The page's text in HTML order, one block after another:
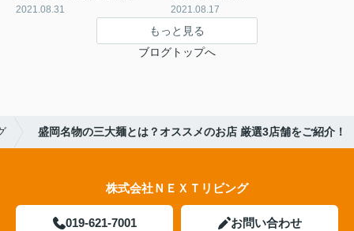
2021.08.31 2021.08.17
もっと見る
ブログトップへ
盛岡名物の三大麺とは？オススメのお店 厳選3店舗をご紹介！
株式会社ＮＥＸＴリビング
019-621-7001 お問い合わせ